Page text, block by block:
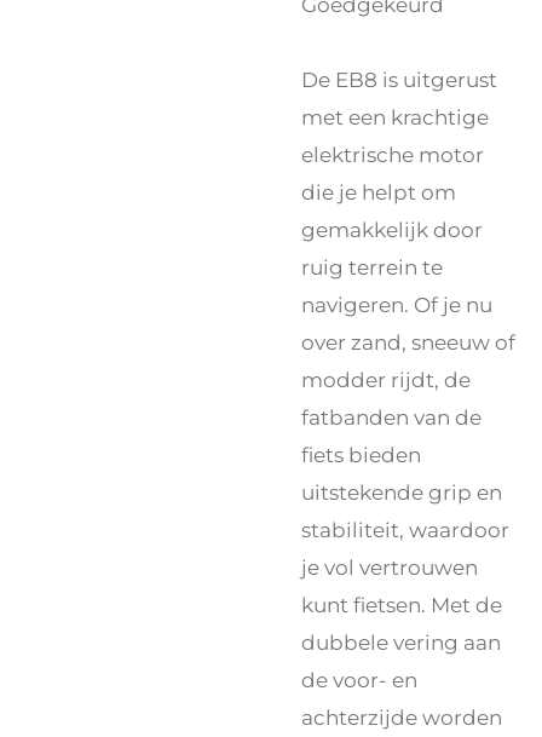
De EB8 is uitgerust
met een krachtige
elektrische motor
die je helpt om
gemakkelijk door
ruig terrein te
navigeren. Of je nu
over zand, sneeuw of
modder rijdt, de
fatbanden van de
fiets bieden
uitstekende grip en
stabiliteit, waardoor
je vol vertrouwen
kunt fietsen. Met de
dubbele vering aan
de voor- en
achterzijde worden